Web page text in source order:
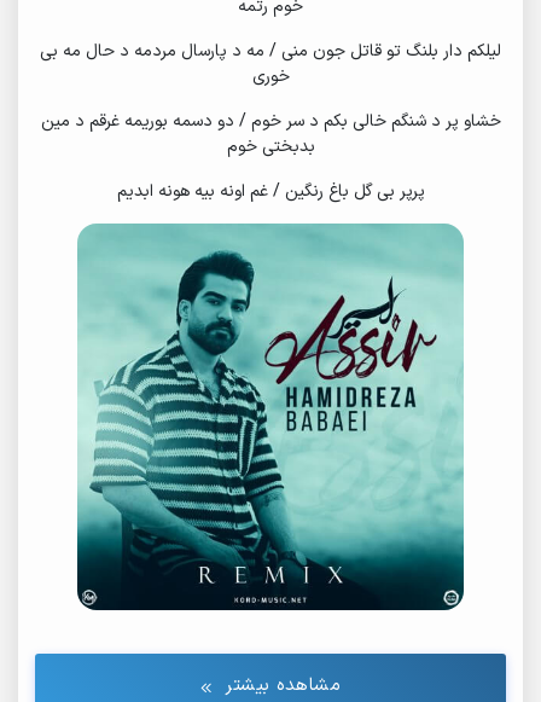
خوم رتمه
لیلکم دار بلنگ تو قاتل جون منی / مه د پارسال مردمه د حال مه بی
خوری
خشاو پر د شنگم خالی بکم د سر خوم / دو دسمه بوریمه غرقم د مین
بدبختی خوم
پرپر بی گل باغ رنگین / غم اونه بیه هونه ابدیم
مشاهده بیشتر